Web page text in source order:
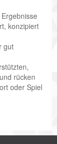
konzipiert
gut
rücken
oder Spiel